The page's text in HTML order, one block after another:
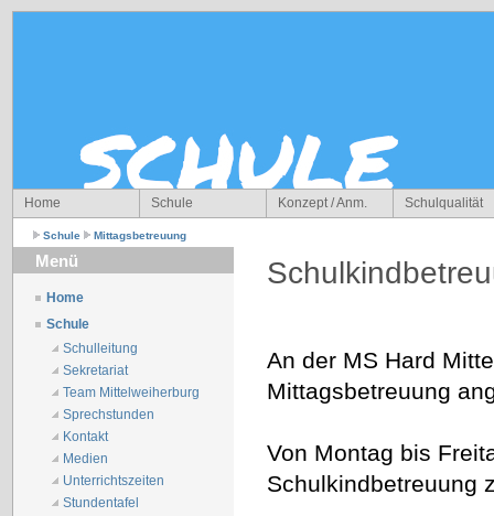
Home Schule Konzept / Anm. Schulqualität
Schule Mittagsbetreuung
Menü
Home
Schule
Schulleitung
Sekretariat
Team Mittelweiherburg
Sprechstunden
Kontakt
Medien
Unterrichtszeiten
Stundentafel
An der MS Hard
Mittagsbetreuung
Von Montag bis
Schulkindbetreuung